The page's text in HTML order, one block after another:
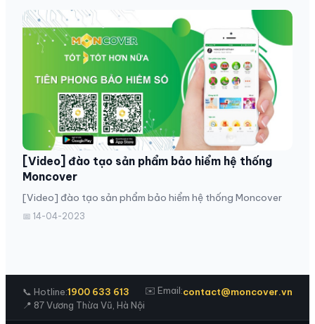
[Video] đào tạo sản phẩm bảo hiểm hệ thống
Moncover
[Video] đào tạo sản phẩm bảo hiểm hệ thống Moncover
📅 14-04-2023
📞 Hotline:1900 633 613 ✉️ Email:contact@moncover.vn
📍 87 Vương Thừa Vũ, Hà Nội